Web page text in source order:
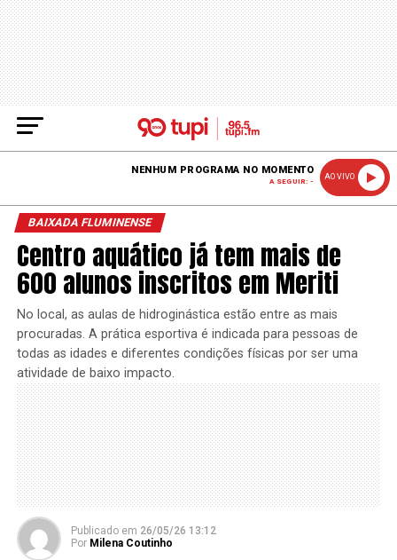
NENHUM PROGRAMA NO MOMENTO
A SEGUIR: -
AO VIVO
BAIXADA FLUMINENSE
Centro aquático já tem mais de
600 alunos inscritos em Meriti
No local, as aulas de hidroginástica estão entre as mais
procuradas. A prática esportiva é indicada para pessoas de
todas as idades e diferentes condições físicas por ser uma
atividade de baixo impacto.
Publicado em 26/05/26 13:12
Por Milena Coutinho